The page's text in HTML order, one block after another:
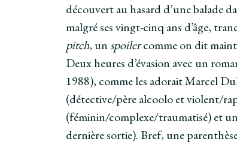
découvert au hasard d’une balade
malgré ses vingt-cinq ans d’âge,
pitch, un spoilercomme on dit
Deux heures d’évasion avec un
1988), comme les adorait Marcel
(détective/père alcoolo et violent/
(féminin/complexe/traumatisé) et
dernière sortie). Bref, une